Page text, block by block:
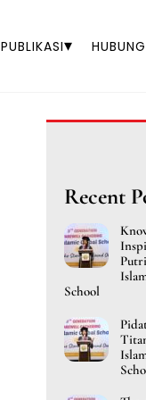
PUBLIKASI▾
Recent
School